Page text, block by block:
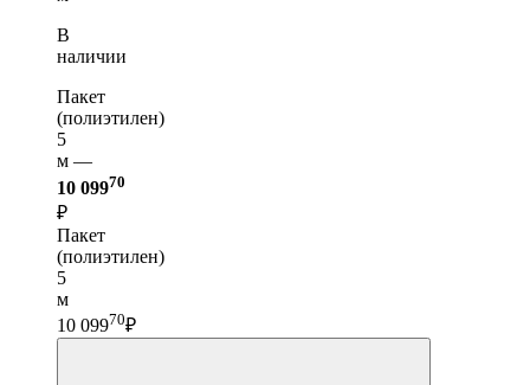
В
наличии
Пакет
(полиэтилен)
5
м —
10 09970
₽
Пакет
(полиэтилен)
5
м
10 09970₽